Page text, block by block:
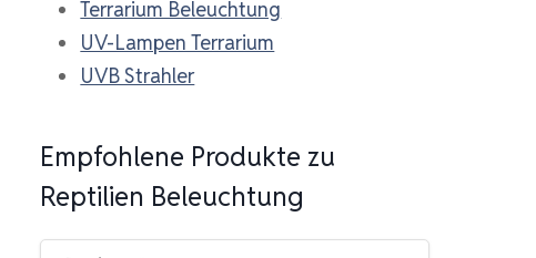
Terrarium Beleuchtung
UV-Lampen Terrarium
UVB Strahler
Empfohlene Produkte zu
Reptilien Beleuchtung